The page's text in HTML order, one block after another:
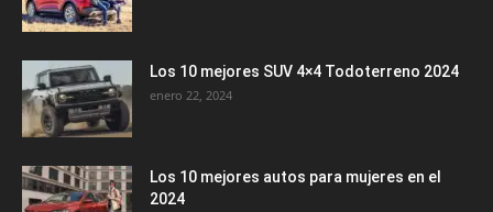
Los 10 mejores SUV 4×4 Todoterreno 2024
enero 22, 2024
Los 10 mejores autos para mujeres en el
2024